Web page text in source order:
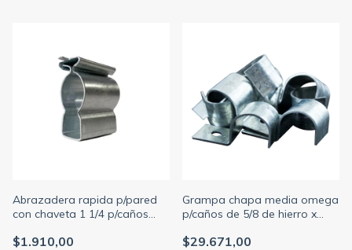
Abrazadera rapida p/pared
con chaveta 1 1/4 p/caños
$1.910,00
Grampa chapa media omega
p/caños de 5/8 de hierro x
(MILANO)
$29.671,00